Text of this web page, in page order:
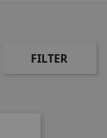
FILTER